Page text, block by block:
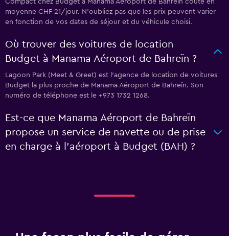
Compact chez Budget à Manama Aéroport de Bahreïn coûte en
moyenne CHF 21/jour. N'oubliez pas que les prix peuvent varier
en fonction de vos dates de séjour et du véhicule choisi.
Où trouver des voitures de location
Budget à Manama Aéroport de Bahreïn ?
Lagoon Park (Meet & Greet) est l'agence de location de voitures
Budget la plus proche de Manama Aéroport de Bahreïn. Son
numéro de téléphone est le +973 1732 1268.
Est-ce que Manama Aéroport de Bahreïn
propose un service de navette ou de prise
en charge à l’aéroport à Budget (BAH) ?